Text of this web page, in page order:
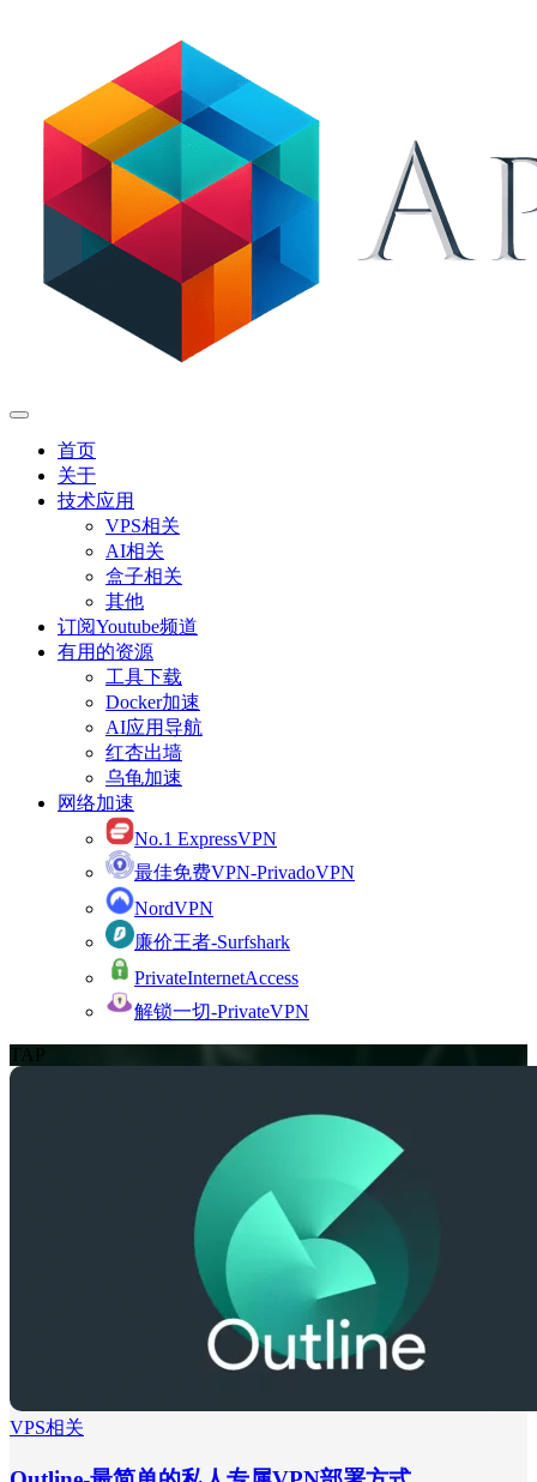
首页
关于
技术应用
VPS相关
AI相关
盒子相关
其他
订阅Youtube频道
有用的资源
工具下载
Docker加速
AI应用导航
红杏出墙
乌龟加速
网络加速
No.1 ExpressVPN
最佳免费VPN-PrivadoVPN
NordVPN
廉价王者-Surfshark
PrivateInternetAccess
解锁一切-PrivateVPN
TAP
VPS相关